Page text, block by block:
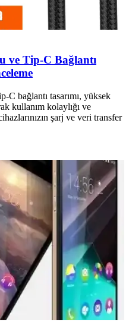
ve Tip-C Bağlantı
C bağlantı tasarımı, yüksek
kullanım kolaylığı ve
şarj ve veri transfer